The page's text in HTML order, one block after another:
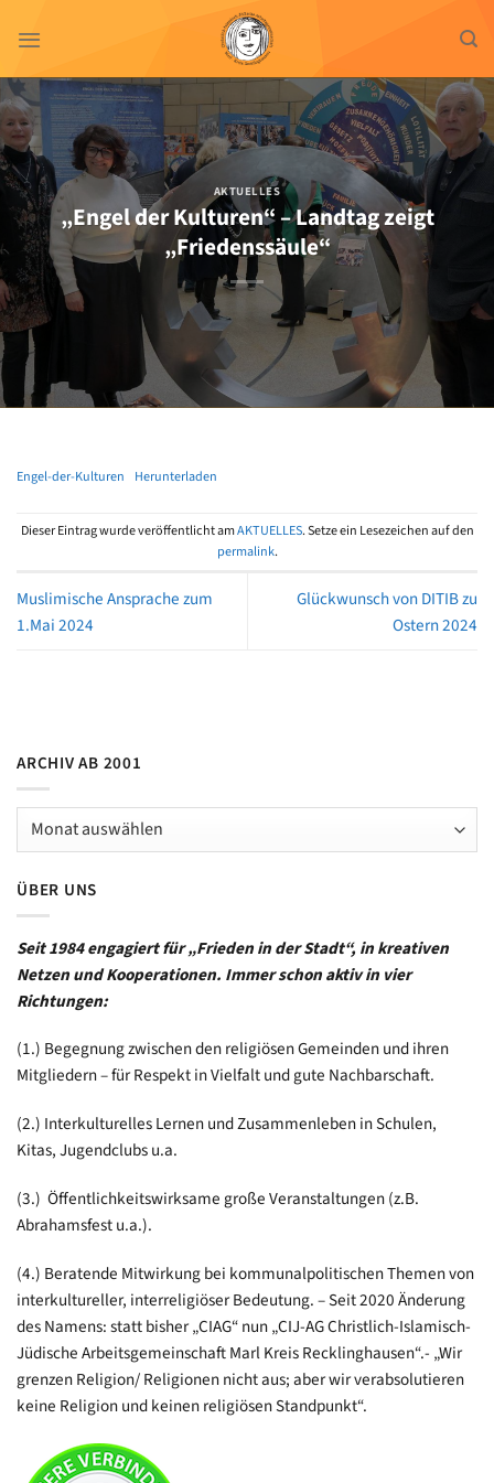
Inhalt
AKTUELLES
„Engel der Kulturen“ – Landtag zeigt
„Friedenssäule“
Engel-der-Kulturen Herunterladen
Dieser Eintrag wurde veröffentlicht amAKTUELLES. Setze ein Lesezeichen auf den
permalink.
Muslimische Ansprache zum
1.Mai 2024
Glückwunsch von DITIB zu
Ostern 2024
ARCHIV AB 2001
Archiv
ÜBER UNS
Seit 1984 engagiert für „Frieden in der Stadt“, in kreativen
Netzen und Kooperationen. Immer schon aktiv in vier
Richtungen:
(1.) Begegnung zwischen den religiösen Gemeinden und ihren
Mitgliedern – für Respekt in Vielfalt und gute Nachbarschaft.
(2.) Interkulturelles Lernen und Zusammenleben in Schulen,
Kitas, Jugendclubs u.a.
(3.) Öffentlichkeitswirksame große Veranstaltungen (z.B.
Abrahamsfest u.a.).
(4.) Beratende Mitwirkung bei kommunalpolitischen Themen von
interkultureller, interreligiöser Bedeutung. – Seit 2020 Änderung
des Namens: statt bisher „CIAG“ nun „CIJ-AG Christlich-Islamisch-
Jüdische Arbeitsgemeinschaft Marl Kreis Recklinghausen“.- „Wir
grenzen Religion/ Religionen nicht aus; aber wir verabsolutieren
keine Religion und keinen religiösen Standpunkt“.